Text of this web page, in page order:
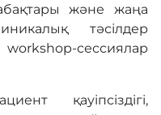
және жаңа
тәсілдер
workshop-сессиялар
қауіпсіздігі,